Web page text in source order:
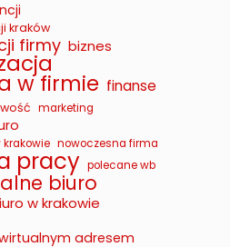
kraków
firmy biznes
w firmie finanse
marketing
nowoczesna firma
pracy polecane wb
biuro
w krakowie
adresem